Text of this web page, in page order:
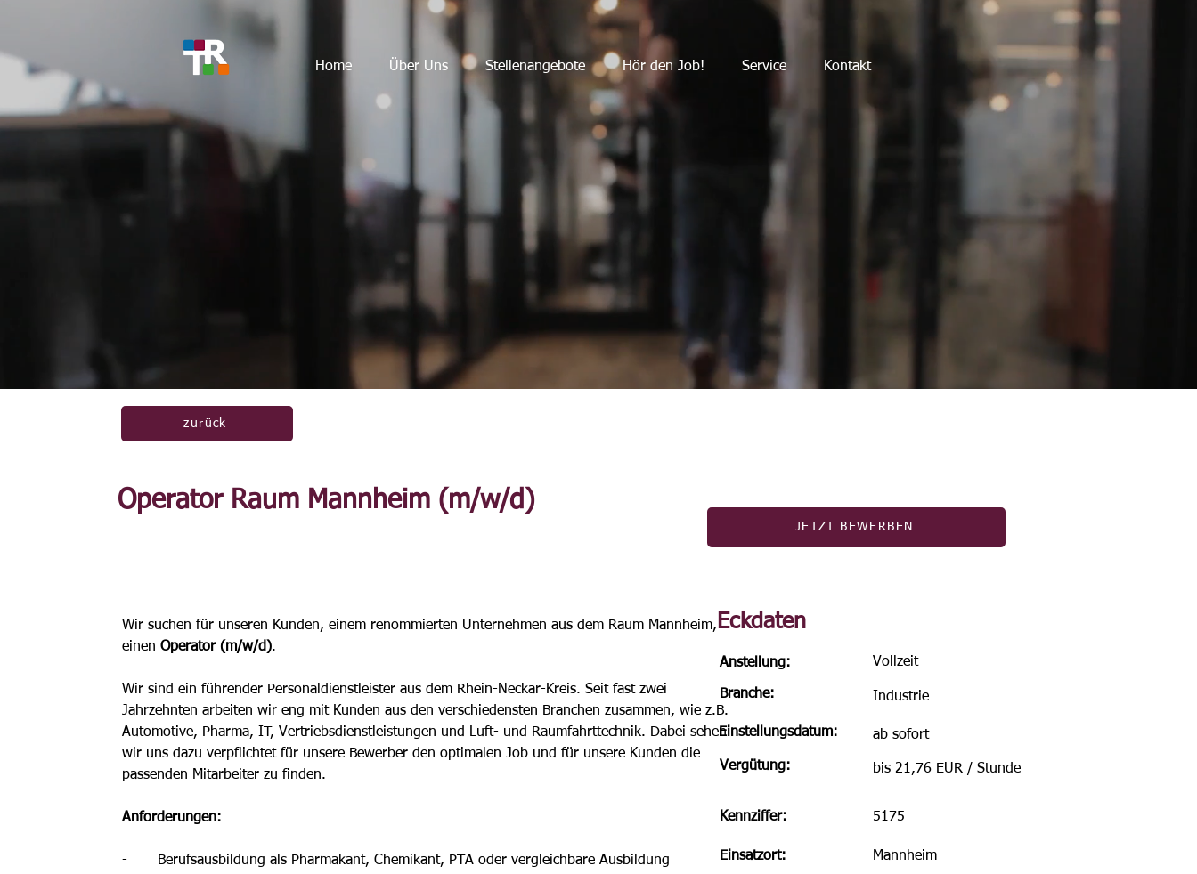
Home Über Uns Stellenangebote Hör den Job! Service Kontakt
zurück
Operator Raum Mannheim (m/w/d)
JETZT BEWERBEN
Wir suchen für unseren Kunden, einem renommierten Unternehmen aus dem Raum Mannheim,
einen Operator (m/w/d).
Wir sind ein führender Personaldienstleister aus dem Rhein-Neckar-Kreis. Seit fast zwei
Jahrzehnten arbeiten wir eng mit Kunden aus den verschiedensten Branchen zusammen, wie z.B.
Automotive, Pharma, IT, Vertriebsdienstleistungen und Luft- und Raumfahrttechnik. Dabei sehen
wir uns dazu verpflichtet für unsere Bewerber den optimalen Job und für unsere Kunden die
passenden Mitarbeiter zu finden.
Anforderungen:
-	Berufsausbildung als Pharmakant, Chemikant, PTA oder vergleichbare Ausbildung
Eckdaten
Anstellung: Vollzeit
Branche: Industrie
Einstellungsdatum: ab sofort
Vergütung: bis 21,76 EUR / Stunde
Kennziffer: 5175
Einsatzort: Mannheim